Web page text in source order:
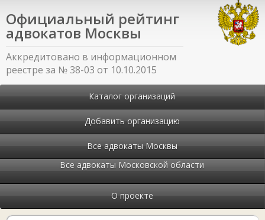
Официальный рейтинг
адвокатов Москвы
Аккредитовано в информационном
реестре за № 38-03 от 10.10.2015
Каталог организаций
Добавить организацию
Все адвокаты Москвы
Все адвокаты Московской области
О проекте